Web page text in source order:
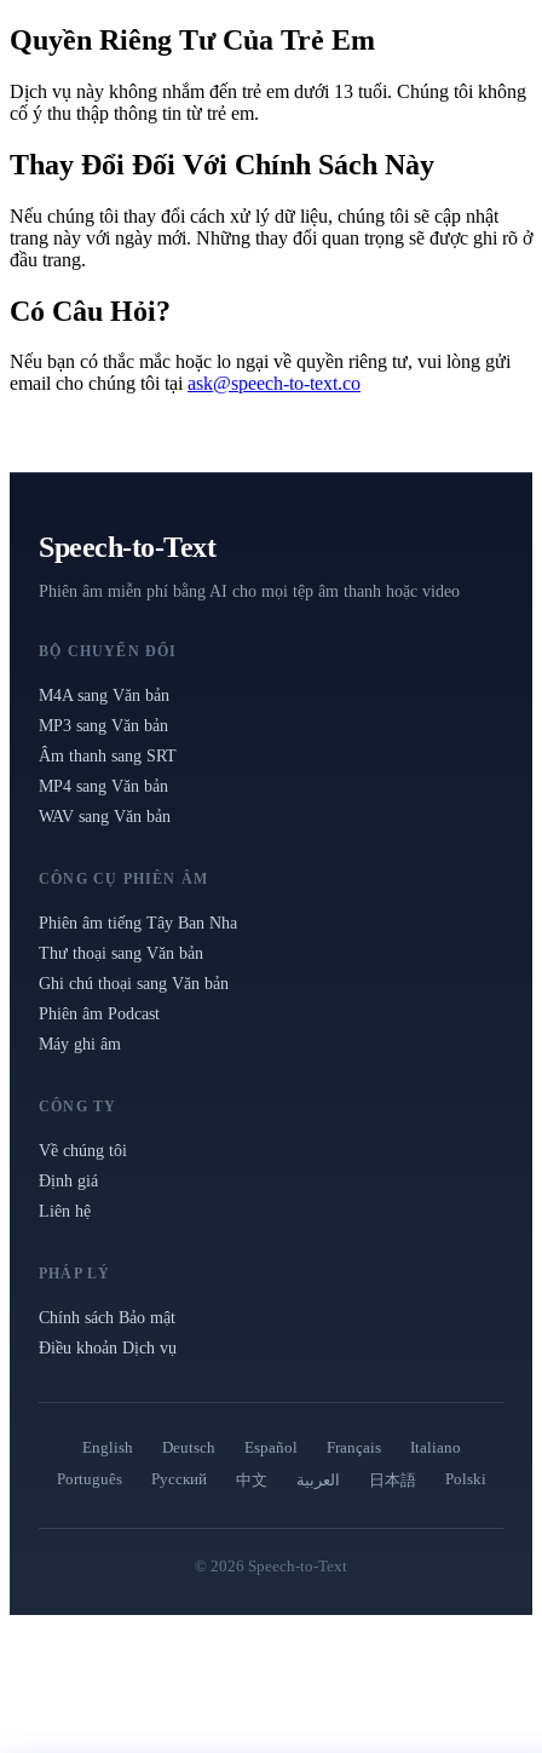
Quyền Riêng Tư Của Trẻ Em
Dịch vụ này không nhắm đến trẻ em dưới 13 tuổi. Chúng tôi không
cố ý thu thập thông tin từ trẻ em.
Thay Đổi Đối Với Chính Sách Này
Nếu chúng tôi thay đổi cách xử lý dữ liệu, chúng tôi sẽ cập nhật
trang này với ngày mới. Những thay đổi quan trọng sẽ được ghi rõ ở
đầu trang.
Có Câu Hỏi?
Nếu bạn có thắc mắc hoặc lo ngại về quyền riêng tư, vui lòng gửi
email cho chúng tôi tại ask@speech-to-text.co
Speech-to-Text
Phiên âm miễn phí bằng AI cho mọi tệp âm thanh hoặc video
BỘ CHUYỂN ĐỔI
M4A sang Văn bản
MP3 sang Văn bản
Âm thanh sang SRT
MP4 sang Văn bản
WAV sang Văn bản
CÔNG CỤ PHIÊN ÂM
Phiên âm tiếng Tây Ban Nha
Thư thoại sang Văn bản
Ghi chú thoại sang Văn bản
Phiên âm Podcast
Máy ghi âm
CÔNG TY
Về chúng tôi
Định giá
Liên hệ
PHÁP LÝ
Chính sách Bảo mật
Điều khoản Dịch vụ
English Deutsch Español Français
Italiano
Português
Русский 中文 العربية 日本語 Polski
© 2026 Speech-to-Text